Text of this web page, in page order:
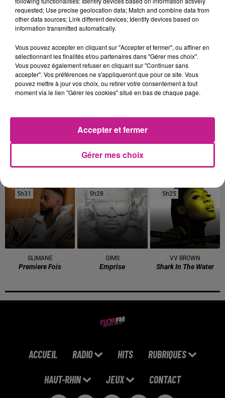
5h49
5h49
OLIVIA RODRIGO
Drop Dead
5h46
5h46
LUCENZO
Danza Kuduro
5h43
5h43
AMBRE
J'me Demande
5h31
5h31
SLIMANE
Premiere Fois
5h28
5h28
GIMS
Emprise
5h25
5h25
VV BROWN
Shark In The Water
ACCUEIL RADIO HITS RUBRIQUES
HAUT-RHIN JEUX CONTACT
requested; Use precise geolocation data; Match and combine data from
other data sources; Link different devices; Identify devices based on
information transmitted automatically.
Vous pouvez accepter en cliquant sur "Accepter et fermer", ou affiner en
sélectionnant les finalités et/ou partenaires dans "Gérer mes choix".
Vous pouvez également refuser en cliquant sur "Continuer sans
accepter". Vos préférences ne s'appliqueront que pour ce site. Vous
pouvez mettre à jour vos choix, ou retirer votre consentement à tout
moment via le lien "Gérer les cookies" situé en bas de chaque page.
Gérer mes choix
Accepter et fermer